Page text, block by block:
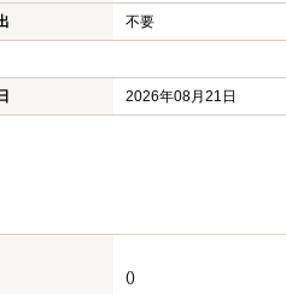
不要
2026年08月21日
()